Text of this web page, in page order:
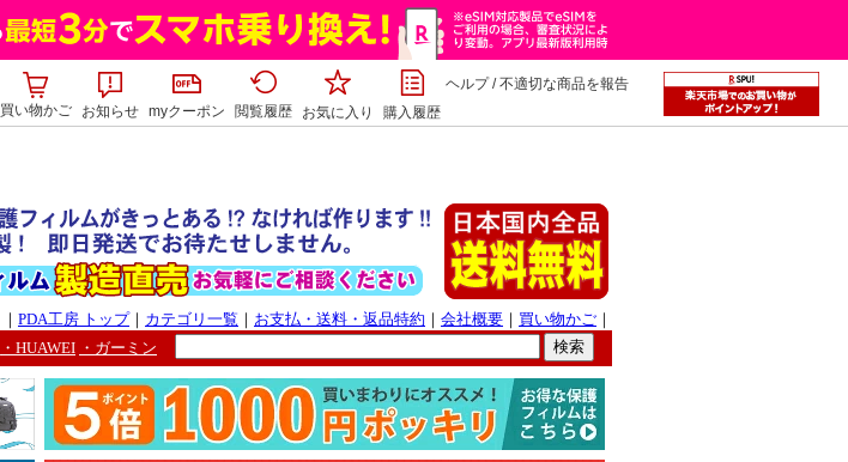
買い物かご
お知らせ myクーポン 閲覧履歴 お気に入り 購入履歴
ヘルプ/不適切な商品を報告
｜ PDA工房 トップ｜ カテゴリ一覧 ｜ お支払・送料・返品特約 ｜ 会社概要 ｜ 買い物かご ｜
・HUAWEI ・ガーミン